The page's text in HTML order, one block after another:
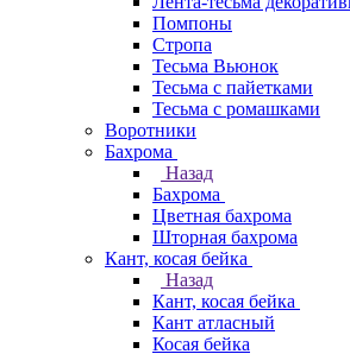
Помпоны
Стропа
Тесьма Вьюнок
Тесьма с пайетками
Тесьма с ромашками
Воротники
Бахрома
Назад
Бахрома
Цветная бахрома
Шторная бахрома
Кант, косая бейка
Назад
Кант, косая бейка
Кант атласный
Косая бейка